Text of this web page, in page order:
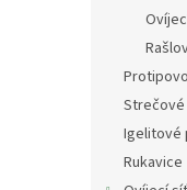
Igelitové
Rukavice